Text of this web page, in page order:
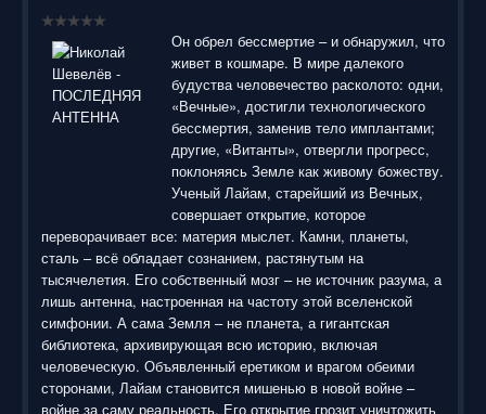
Вам электронные книги бесплатно и без регистрации введя
автора, название книги или имя полюбившегося героя в
строку поиска. На нашем сайте для ознакомления можно
бесплатноскачатькнигив электронных форматах fb2,
epub, pdf, rtf, txt, читать онлайн или купить лицензионные
электронные книги. Наш сайт постоянно развивается и
пополняется. Надеюсь, Вы станете нашим постоянным
Он обрел бессмертие – и обнаружил, что
живет в кошмаре. В мире далекого
будуства человечество расколото: одни,
«Вечные», достигли технологического
бессмертия, заменив тело имплантами;
другие, «Витанты», отвергли прогресс,
поклоняясь Земле как живому божеству.
Ученый Лайам, старейший из Вечных,
совершает открытие, которое
переворачивает все: материя мыслет. Камни, планеты,
сталь – всё обладает сознанием, растянутым на
тысячелетия. Его собственный мозг – не источник разума, а
лишь антенна, настроенная на частоту этой вселенской
симфонии. А сама Земля – не планета, а гигантская
библиотека, архивирующая всю историю, включая
человеческую. Объявленный еретиком и врагом обеими
сторонами, Лайам становится мишенью в новой войне –
войне за саму реальность. Его открытие грозит уничтожить